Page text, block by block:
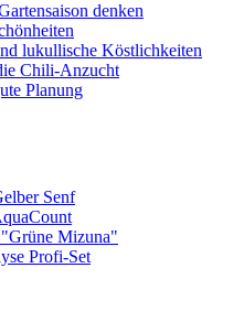
denken
lukullische Köstlichkeiten
Chili-Anzucht
Planung
Senf
Mizuna"
Profi-Set